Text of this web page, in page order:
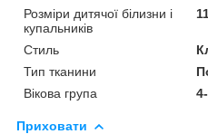
Розміри дитячої білизни і
купальників
Стиль
Тип тканини
Вікова група
Приховати